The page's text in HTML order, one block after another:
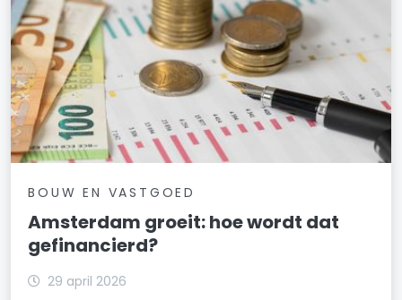
BOUW EN VASTGOED
Amsterdam groeit: hoe wordt dat
gefinancierd?
29 april 2026